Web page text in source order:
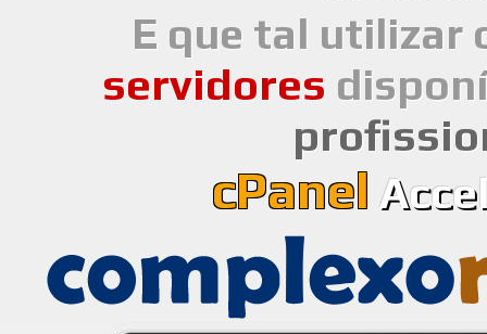
E que tal utilizar
servidores
cPanel